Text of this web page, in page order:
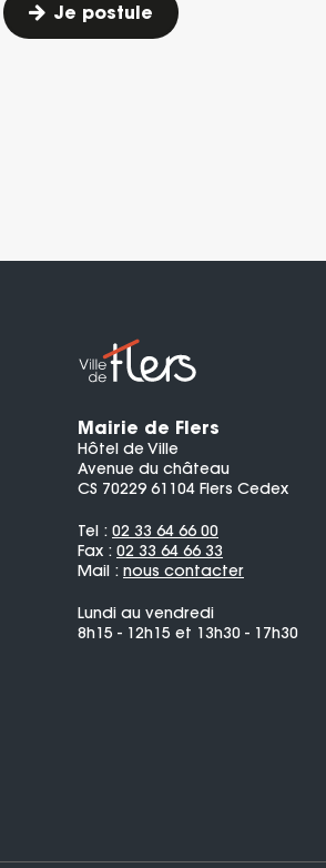
Je postule
Mairie de Flers
Hôtel de Ville
Avenue du château
CS 70229 61104 Flers Cedex
Tel : 02 33 64 66 00
Fax : 02 33 64 66 33
Mail : nous contacter
Lundi au vendredi
8h15 - 12h15 et 13h30 - 17h30